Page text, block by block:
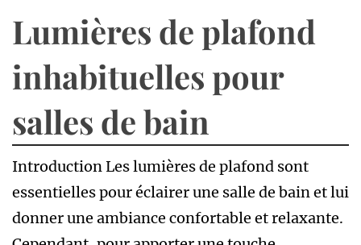
Lumières de plafond
inhabituelles pour
salles de bain
Introduction Les lumières de plafond sont
essentielles pour éclairer une salle de bain et lui
donner une ambiance confortable et relaxante.